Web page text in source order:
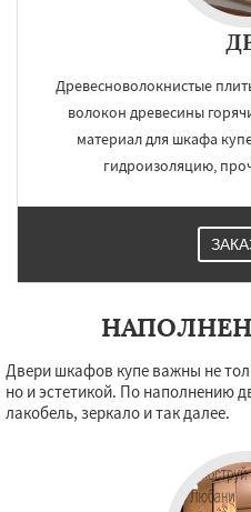
Древесноволокнистые
волокон древесины
материал для шкафа
гидроизоляцию,
Двери шкафов купе важны не
но и эстетикой. По наполнению
лакобель, зеркало и так далее.